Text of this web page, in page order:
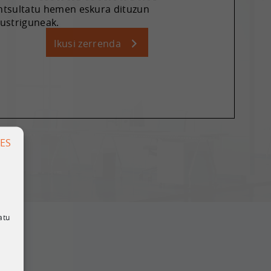
ES
hemen eskura dituzun
Ikusi zerrenda